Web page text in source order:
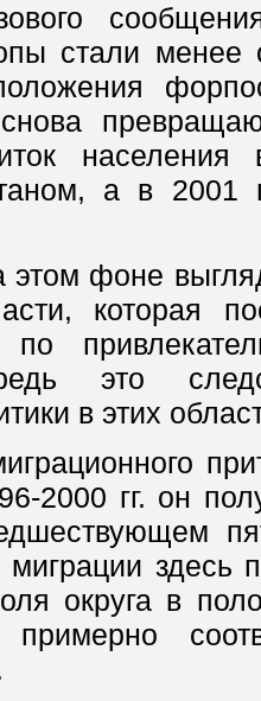
стали
а в 2001
этом фоне
которая
по
это
в этих
2000 гг. он
здесь
округа в
примерно